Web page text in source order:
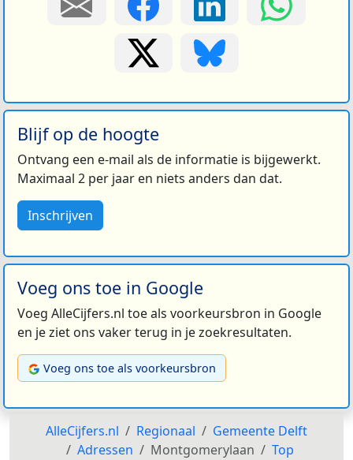
Blijf op de hoogte
Ontvang een e-mail als de informatie is bijgewerkt.
Maximaal 2 per jaar en niets anders dan dat.
Inschrijven
Voeg ons toe in Google
Voeg AlleCijfers.nl toe als voorkeursbron in Google
en je ziet ons vaker terug in je zoekresultaten.
Voeg ons toe als voorkeursbron
AlleCijfers.nl Regionaal
Gemeente Delft
Adressen
Montgomerylaan Top